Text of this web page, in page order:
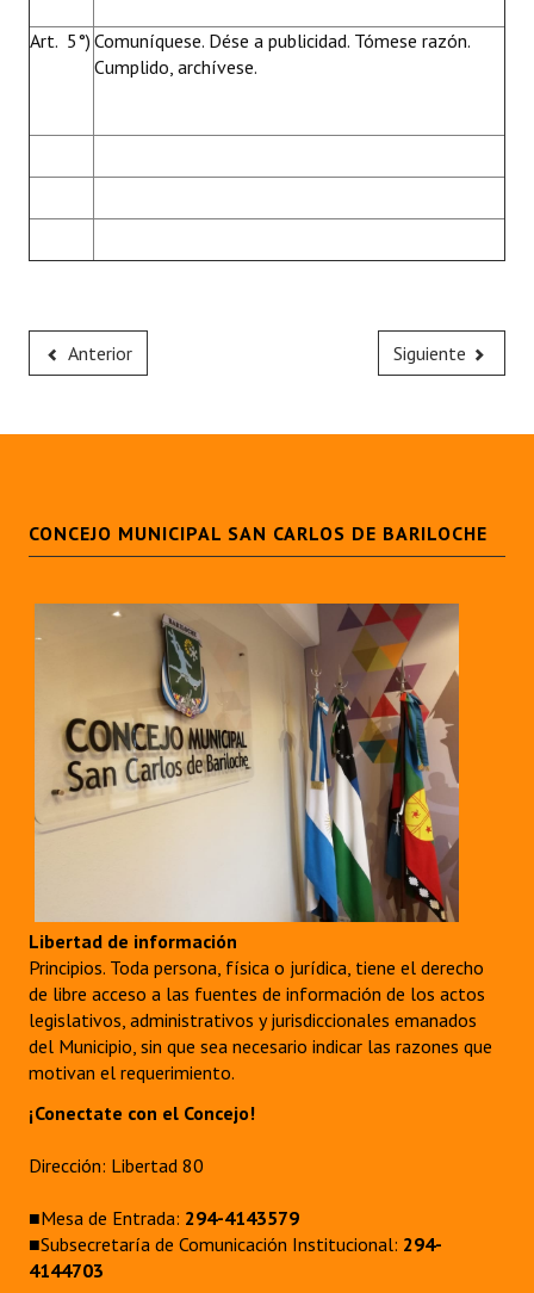
Art. 5°) Comuníquese. Dése a publicidad. Tómese razón.
Cumplido, archívese.
Anterior Siguiente
CONCEJO MUNICIPAL SAN CARLOS DE BARILOCHE
Libertad de información
Principios. Toda persona, física o jurídica, tiene el derecho
de libre acceso a las fuentes de información de los actos
legislativos, administrativos y jurisdiccionales emanados
del Municipio, sin que sea necesario indicar las razones que
motivan el requerimiento.
¡Conectate con el Concejo!
Dirección: Libertad 80
■Mesa de Entrada: 294-4143579
■Subsecretaría de Comunicación Institucional: 294-
4144703